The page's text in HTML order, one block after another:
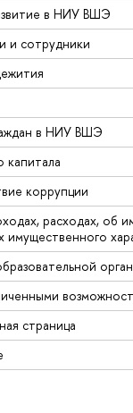
в НИУ ВШЭ
и сотрудники
в НИУ ВШЭ
капитала
коррупции
расходах, об
имущественного
страница